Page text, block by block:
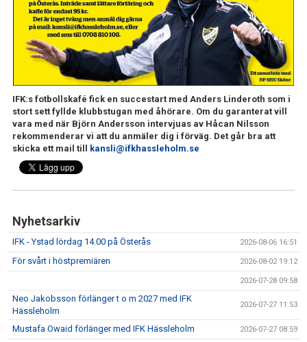
IFK GER TILLBAKA
50/50 LOTTERIET
IFK TIPSET 2026
VM-TIPSET 2026
IFK:s fotbollskafé fick en succestart med Anders Linderoth som i
stort sett fyllde klubbstugan med åhörare. Om du garanterat vill
vara med när Björn Andersson intervjuas av Håcan Nilsson
rekommenderar vi att du anmäler dig i förväg. Det går bra att
skicka ett mail till
kansli@ifkhassleholm.se
Nyhetsarkiv
IFK - Ystad lördag 14.00 på Österås 2026-08-06 16:51
För svårt i höstpremiären 2026-08-02 19:12
2026-07-28 09:58
Neo Jakobsson förlänger t o m 2027 med IFK
Hässleholm
2026-07-27 11:53
Mustafa Owaid förlänger med IFK Hässleholm 2026-07-27 08:59